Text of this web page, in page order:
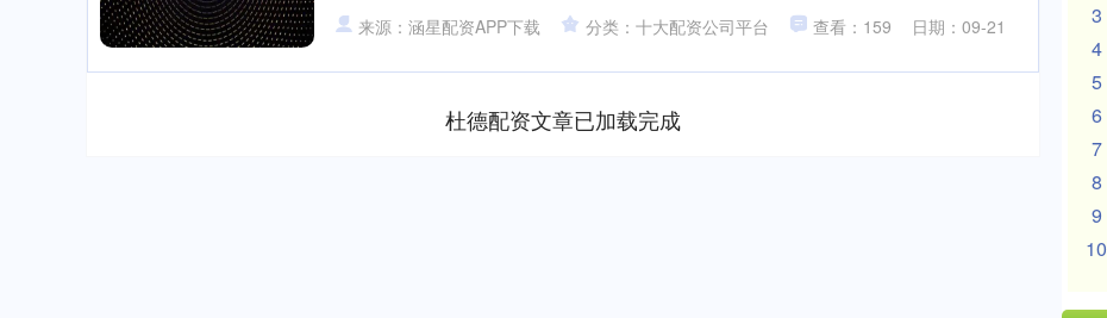
来源：涵星配资APP下载 分类：十大配资公司平台 查看：159 日期：09-21
杜德配资文章已加载完成
3
4
5
6
7
8
9
10